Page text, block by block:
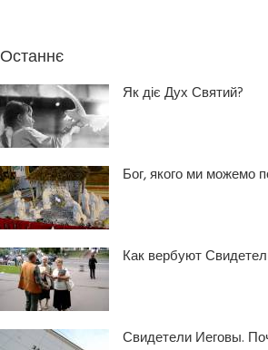
Останнє
Як діє Дух Святий?
Бог, якого ми можемо
Как вербуют
Свидетели Иеговы.